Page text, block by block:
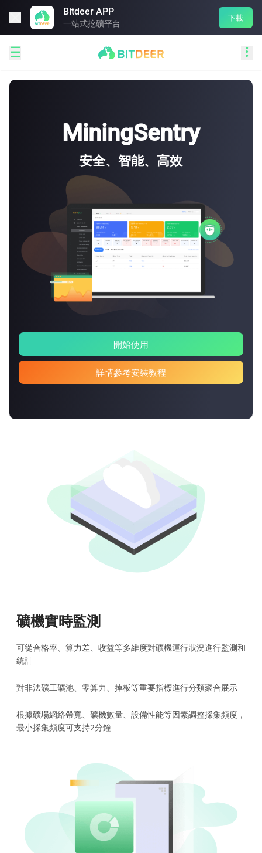
Bitdeer APP
一站式挖礦平台
下載
 
MiningSentry
安全、智能、高效
開始使用
詳情參考安裝教程
礦機實時監測
可從合格率、算力差、收益等多維度對礦機運行狀況進行監測和
統計
對非法礦工礦池、零算力、掉板等重要指標進行分類聚合展示
根據礦場網絡帶寬、礦機數量、設備性能等因素調整採集頻度，
最小採集頻度可支持2分鐘